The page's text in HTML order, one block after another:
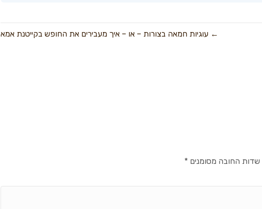
← עוגיות חמאה בצורות – או – איך מעבירים את החופש בקייטנת אמא
שדות החובה מסומנים*